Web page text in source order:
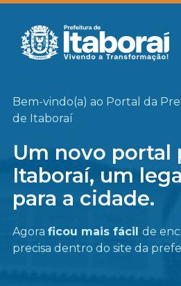
Bem-vindo(a) ao Portal da
de Itaboraí
Um novo portal
Itaboraí, um
para a cidade.
Agora ficou mais fácil de
precisa dentro do site da